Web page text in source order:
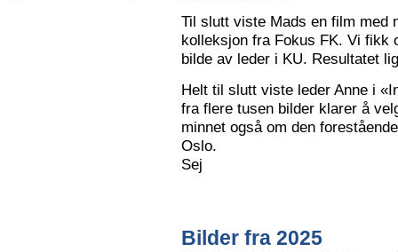
Til slutt viste Mads en film med
kolleksjon fra Fokus FK. Vi fikk
bilde av leder i KU. Resultatet
Helt til slutt viste leder Anne i
fra flere tusen bilder klarer å
minnet også om den
Oslo.
Sej
Bilder fra 2025